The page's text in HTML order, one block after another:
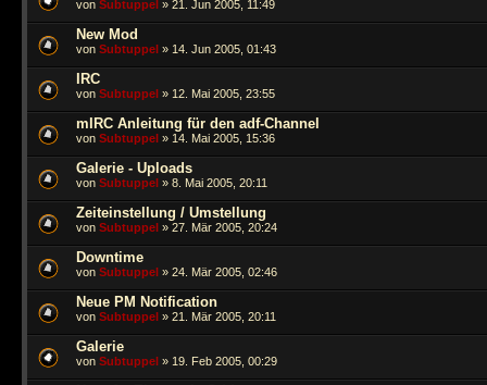
von Subtuppel » 21. Jun 2005, 11:49
New Mod
von Subtuppel » 14. Jun 2005, 01:43
IRC
von Subtuppel » 12. Mai 2005, 23:55
mIRC Anleitung für den adf-Channel
von Subtuppel » 14. Mai 2005, 15:36
Galerie - Uploads
von Subtuppel » 8. Mai 2005, 20:11
Zeiteinstellung / Umstellung
von Subtuppel » 27. Mär 2005, 20:24
Downtime
von Subtuppel » 24. Mär 2005, 02:46
Neue PM Notification
von Subtuppel » 21. Mär 2005, 20:11
Galerie
von Subtuppel » 19. Feb 2005, 00:29